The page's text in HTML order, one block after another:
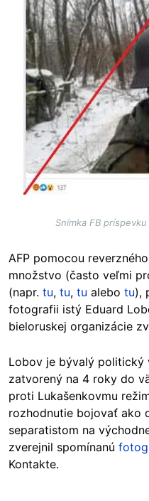
Snímka FB
AFP pomocou
množstvo (často veľmi
(napr. tu, tu, tu alebo tu),
fotografii istý Eduard
bieloruskej organizácie
Lobov je bývalý politický
zatvorený na 4 roky do
proti Lukašenkovmu
rozhodnutie bojovať ako
separatistom na
zverejnil spomínanú
Kontakte.